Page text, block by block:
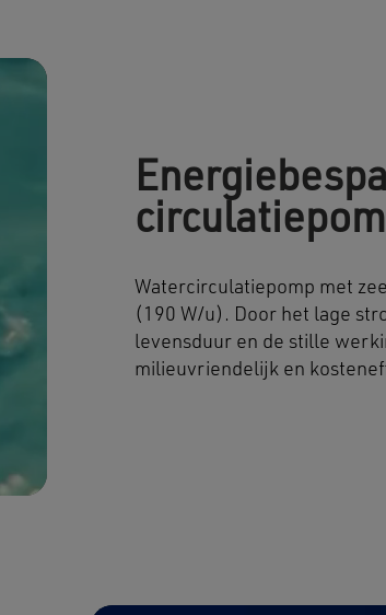
Watercirculatiepomp met
(190 W/u). Door het lage
levensduur en de stille
milieuvriendelijk en